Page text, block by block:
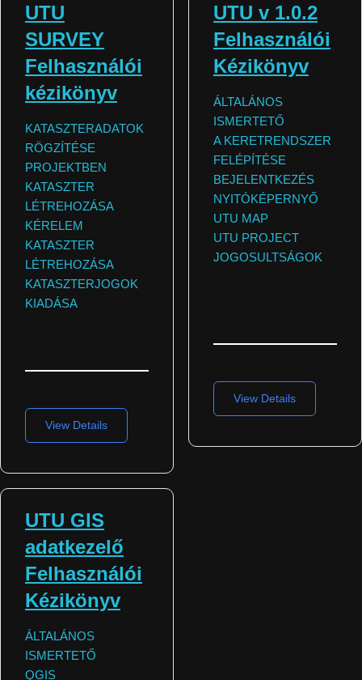
UTU
SURVEY
Felhasználói
kézikönyv
KATASZTERADATOK
RÖGZÍTÉSE
PROJEKTBEN
KATASZTER
LÉTREHOZÁSA
KÉRELEM
KATASZTER
LÉTREHOZÁSA
KATASZTERJOGOK
KIADÁSA
View Details
UTU v 1.0.2
Felhasználói
Kézikönyv
ÁLTALÁNOS
ISMERTETŐ
A KERETRENDSZER
FELÉPÍTÉSE
BEJELENTKEZÉS
NYITÓKÉPERNYŐ
UTU MAP
UTU PROJECT
JOGOSULTSÁGOK
View Details
UTU GIS
adatkezelő
Felhasználói
Kézikönyv
ÁLTALÁNOS
ISMERTETŐ
QGIS